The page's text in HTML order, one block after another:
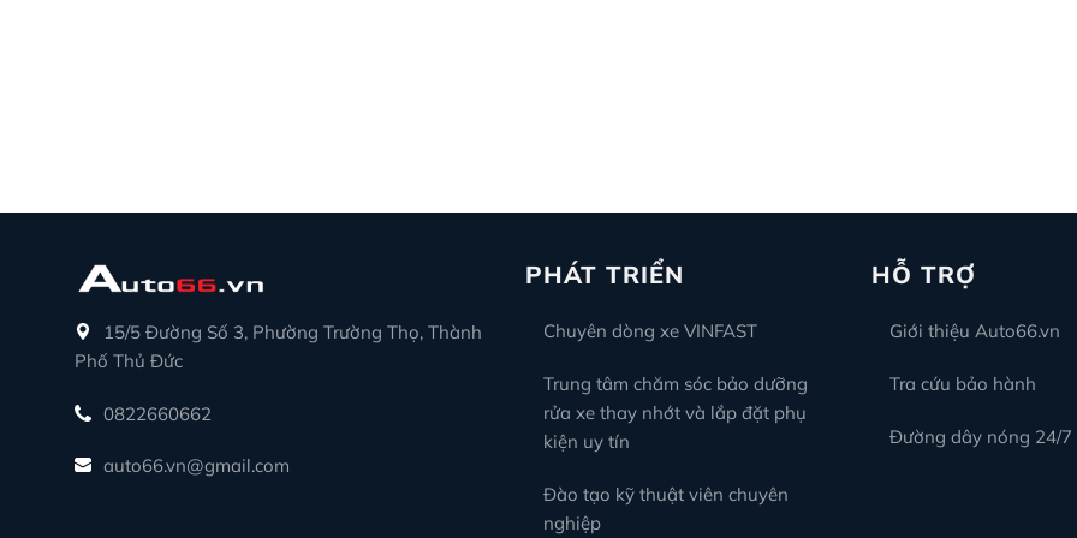
15/5 Đường Số 3, Phường Trường Thọ, Thành
Phố Thủ Đức
0822660662
auto66.vn@gmail.com
PHÁT TRIỂN
Chuyên dòng xe VINFAST
Trung tâm chăm sóc bảo dưỡng
rửa xe thay nhớt và lắp đặt phụ
kiện uy tín
Đào tạo kỹ thuật viên chuyên
nghiệp
HỖ TRỢ
Giới thiệu Auto66.vn
Tra cứu bảo hành
Đường dây nóng 24/7